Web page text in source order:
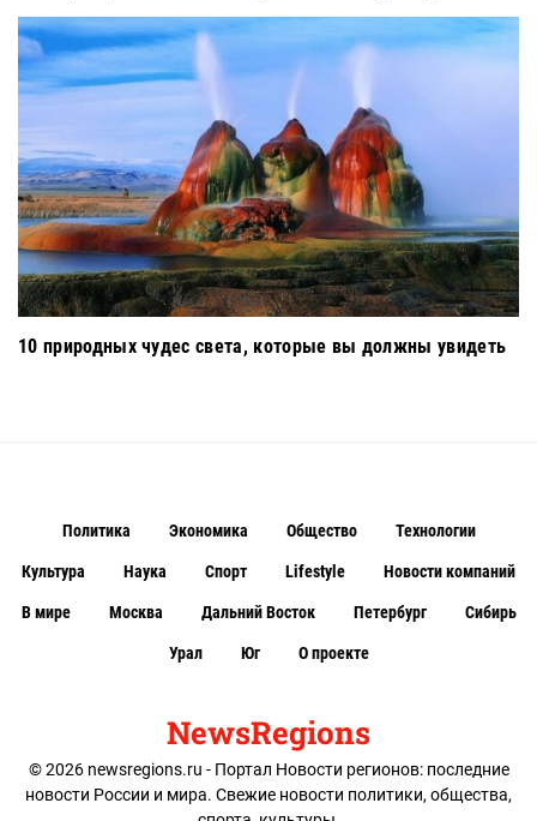
10 природных чудес света, которые вы должны увидеть
NewsRegions
© 2026 newsregions.ru - Портал Новости регионов: последние
новости России и мира. Свежие новости политики, общества,
Политика Экономика Общество Технологии
Культура Наука Спорт Lifestyle Новости компаний
В мире Москва Дальний Восток Петербург Сибирь
Урал Юг О проекте